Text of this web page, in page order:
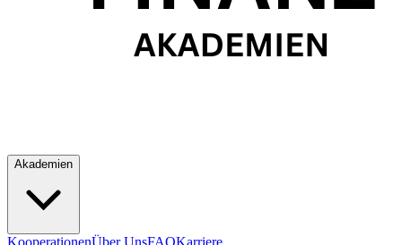
Akademien
KooperationenÜber UnsFAQKarriere